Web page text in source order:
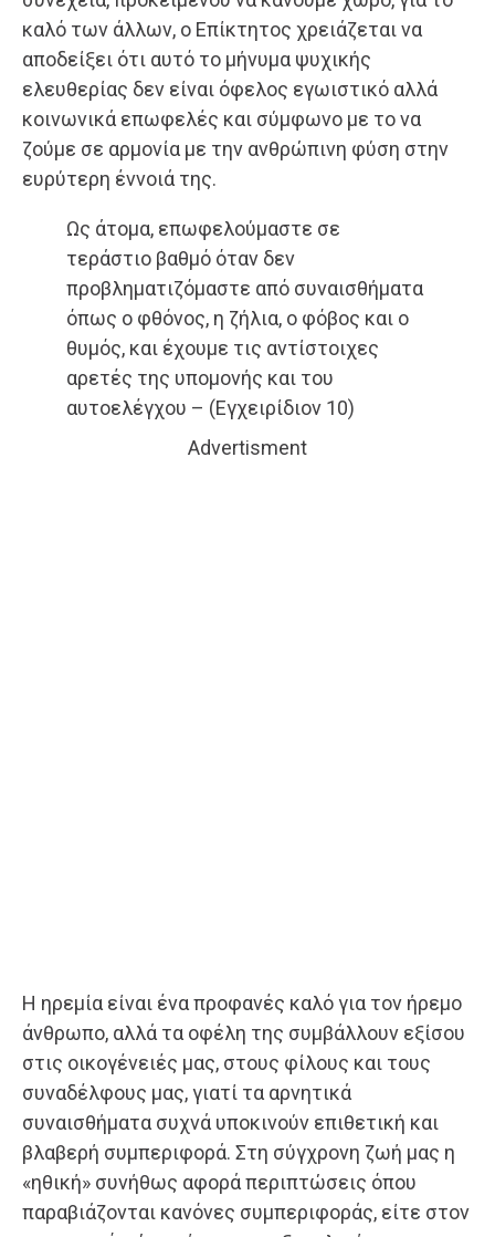
καλό των άλλων, ο Επίκτητος χρειάζεται να
αποδείξει ότι αυτό το μήνυμα ψυχικής
ελευθερίας δεν είναι όφελος εγωιστικό αλλά
κοινωνικά επωφελές και σύμφωνο με το να
ζούμε σε αρμονία με την ανθρώπινη φύση στην
ευρύτερη έννοιά της.
Ως άτομα, επωφελούμαστε σε
τεράστιο βαθμό όταν δεν
προβληματιζόμαστε από συναισθήματα
όπως ο φθόνος, η ζήλια, ο φόβος και ο
θυμός, και έχουμε τις αντίστοιχες
αρετές της υπομονής και του
αυτοελέγχου – (Εγχειρίδιον 10)
Advertisment
Η ηρεμία είναι ένα προφανές καλό για τον ήρεμο
άνθρωπο, αλλά τα οφέλη της συμβάλλουν εξίσου
στις οικογένειές μας, στους φίλους και τους
συναδέλφους μας, γιατί τα αρνητικά
συναισθήματα συχνά υποκινούν επιθετική και
βλαβερή συμπεριφορά. Στη σύγχρονη ζωή μας η
«ηθική» συνήθως αφορά περιπτώσεις όπου
παραβιάζονται κανόνες συμπεριφοράς, είτε στον